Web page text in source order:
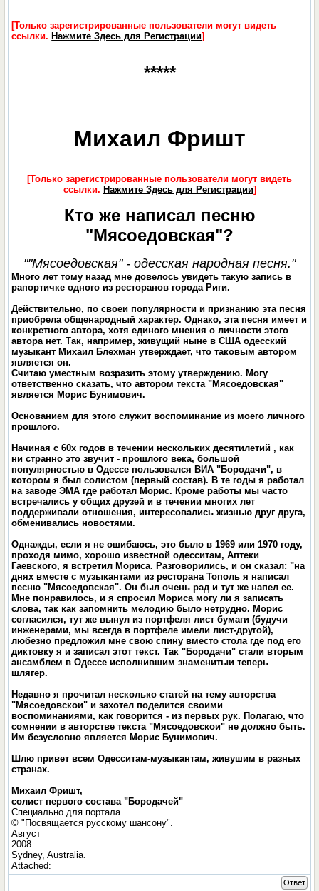
[Только зарегистрированные пользователи могут видеть
ссылки. Нажмите Здесь для Регистрации]
*****
Михаил Фришт
[Только зарегистрированные пользователи могут видеть
ссылки. Нажмите Здесь для Регистрации]
Кто же написал песню
"Мясоедовская"?
""Мясоедовская" - одесская народная песня."
Много лет тому назад мне довелось увидеть такую запись в
рапортичке одного из ресторанов города Риги.
Действительно, по своеи популярности и признанию эта песня
приобрела общенародный характер. Однако, эта песня имеет и
конкретного автора, хотя единого мнения о личности этого
автора нет. Так, например, живущий ныне в США одесский
музыкант Михаил Блехман утверждает, что таковым автором
является он.
Считаю уместным возразить этому утверждению. Могу
ответственно сказать, что автором текста "Мясоедовская"
является Морис Бунимович.
Основанием для этого служит воспоминание из моего личного
прошлого.
Начиная с 60х годов в течении нескольких десятилетий , как
ни странно это звучит - прошлого века, большой
популярностью в Одессе пользовался ВИА "Бородачи", в
котором я был солистом (первый состав). В те годы я работал
на заводе ЭМА где работал Морис. Кроме работы мы часто
встречались у общих друзей и в течении многих лет
поддерживали отношения, интересовались жизнью друг друга,
обменивались новостями.
Однажды, если я не ошибаюсь, это было в 1969 или 1970 году,
проходя мимо, хорошо известной одесситам, Аптеки
Гаевского, я встретил Мориса. Разговорились, и он сказал: "на
днях вместе с музыкантами из ресторана Тополь я написал
песню "Мясоедовская". Он был очень рад и тут же напел ее.
Мне понравилось, и я спросил Мориса могу ли я записать
слова, так как запомнить мелодию было нетрудно. Морис
согласился, тут же вынул из портфеля лист бумаги (будучи
инженерами, мы всегда в портфеле имели лист-другой),
любезно предложил мне свою спину вместо стола где под его
диктовку я и записал этот текст. Так "Бородачи" стали вторым
ансамблем в Одессе исполнившим знаменитыи теперь
шлягер.
Недавно я прочитал несколько статей на тему авторства
"Мясоедовскои" и захотел поделится своими
воспоминаниями, как говорится - из первых рук. Полагаю, что
сомнении в авторстве текста "Мясоедовскои" не должно быть.
Им безусловно является Морис Бyнимович.
Шлю привет всем Одесситам-музыкантам, живушим в разных
странах.
Михаил Фришт,
солист первого состава "Бородачей"
Специально для портала
© "Посвящается русскому шансону".
Август
2008
Sydney, Australia.
Attached:
Ответ